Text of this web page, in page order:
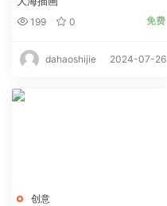
199 0 免费
dahaoshijie 2024-07-26
创意